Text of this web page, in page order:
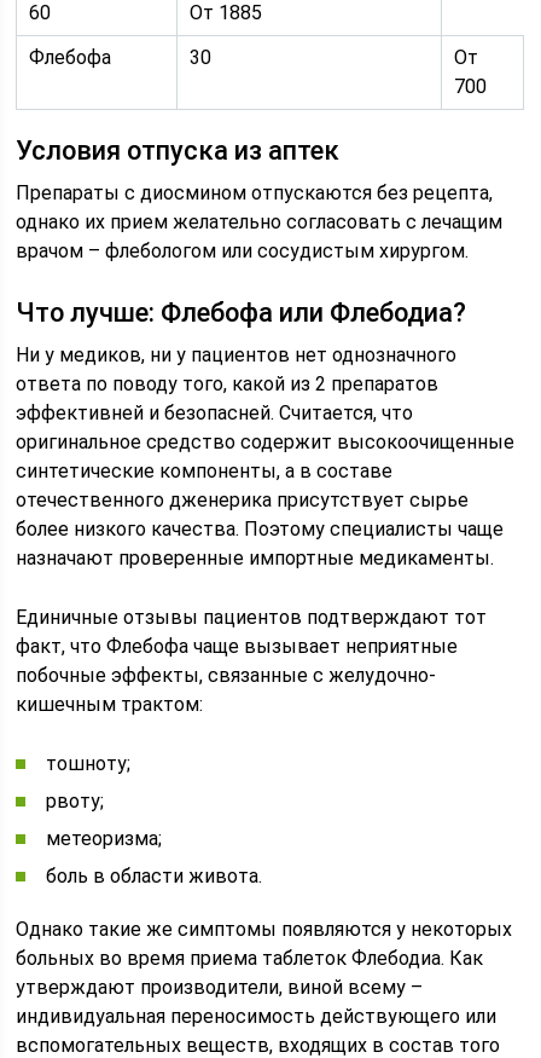
60
От 1885
Флебофа
30
От
700
Условия отпуска из аптек
Препараты с диосмином отпускаются без рецепта,
однако их прием желательно согласовать с лечащим
врачом – флебологом или сосудистым хирургом.
Что лучше: Флебофа или Флебодиа?
Ни у медиков, ни у пациентов нет однозначного
ответа по поводу того, какой из 2 препаратов
эффективней и безопасней. Считается, что
оригинальное средство содержит высокоочищенные
синтетические компоненты, а в составе
отечественного дженерика присутствует сырье
более низкого качества. Поэтому специалисты чаще
назначают проверенные импортные медикаменты.
Единичные отзывы пациентов подтверждают тот
факт, что Флебофа чаще вызывает неприятные
побочные эффекты, связанные с желудочно-
кишечным трактом:
тошноту;
рвоту;
метеоризма;
боль в области живота.
Однако такие же симптомы появляются у некоторых
больных во время приема таблеток Флебодиа. Как
утверждают производители, виной всему –
индивидуальная переносимость действующего или
вспомогательных веществ, входящих в состав того